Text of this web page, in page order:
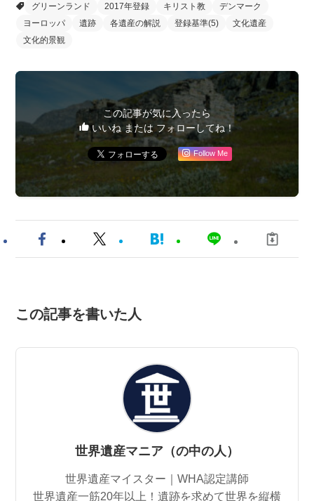
グリーンランド
2017年登録 キリスト教
デンマーク
ヨーロッパ
遺跡 各遺産の解説 登録基準(5)
文化遺産
文化的景観
この記事が気に入ったら
いいね または フォローしてね！
Follow Me
この記事を書いた人
世界遺産マニア（の中の人）
世界遺産マイスター｜WHA認定講師
世界遺産一筋20年以上！遺跡を求めて世界を縦横